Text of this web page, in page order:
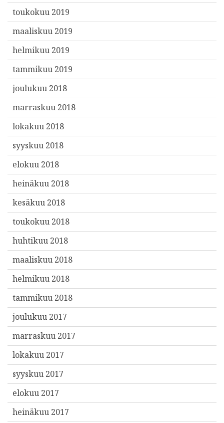
toukokuu 2019
maaliskuu 2019
helmikuu 2019
tammikuu 2019
joulukuu 2018
marraskuu 2018
lokakuu 2018
syyskuu 2018
elokuu 2018
heinäkuu 2018
kesäkuu 2018
toukokuu 2018
huhtikuu 2018
maaliskuu 2018
helmikuu 2018
tammikuu 2018
joulukuu 2017
marraskuu 2017
lokakuu 2017
syyskuu 2017
elokuu 2017
heinäkuu 2017